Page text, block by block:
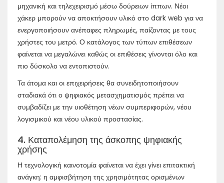
μηχανική και τηλεχειρισμό μέσω δούρειων ίππων. Νέοι
χάκερ μπορούν να αποκτήσουν υλικό στο dark web για να
ενεργοποιήσουν ανέπαφες πληρωμές, παίζοντας με τους
χρήστες του μετρό. Ο κατάλογος των τύπων επιθέσεων
φαίνεται να μεγαλώνει καθώς οι επιθέσεις γίνονται όλο και
πιο δύσκολο να εντοπιστούν.
Τα άτομα και οι επιχειρήσεις θα συνειδητοποιήσουν
σταδιακά ότι ο ψηφιακός μετασχηματισμός πρέπει να
συμβαδίζει με την υιοθέτηση νέων συμπεριφορών, νέου
λογισμικού και νέου υλικού προστασίας.
4. Καταπολέμηση της άσκοπης ψηφιακής
χρήσης
Η τεχνολογική καινοτομία φαίνεται να έχει γίνει επιτακτική
ανάγκη: η αμφισβήτηση της χρησιμότητας ορισμένων